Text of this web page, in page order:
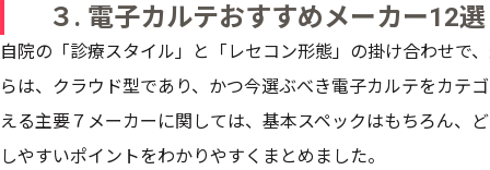
３. 電子カルテおすすめメーカー12
自院の「診療スタイル」と「レセコン形態」の掛け合わせで
らは、クラウド型であり、かつ今選ぶべき電子カルテをカテ
える主要７メーカーに関しては、基本スペックはもちろん、
しやすいポイントをわかりやすくまとめました。